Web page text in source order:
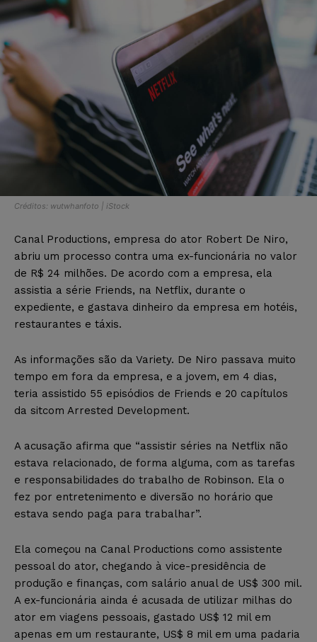
Créditos: wutwhanfoto | iStock
Canal Productions, empresa do ator Robert De Niro,
abriu um processo contra uma ex-funcionária no valor
de R$ 24 milhões. De acordo com a empresa, ela
assistia a série Friends, na Netflix, durante o
expediente, e gastava dinheiro da empresa em hotéis,
restaurantes e táxis.
As informações são da Variety. De Niro passava muito
tempo em fora da empresa, e a jovem, em 4 dias,
teria assistido 55 episódios de Friends e 20 capítulos
da sitcom Arrested Development.
A acusação afirma que “assistir séries na Netflix não
estava relacionado, de forma alguma, com as tarefas
e responsabilidades do trabalho de Robinson. Ela o
fez por entretenimento e diversão no horário que
estava sendo paga para trabalhar”.
Ela começou na Canal Productions como assistente
pessoal do ator, chegando à vice-presidência de
produção e finanças, com salário anual de US$ 300 mil.
A ex-funcionária ainda é acusada de utilizar milhas do
ator em viagens pessoais, gastado US$ 12 mil em
apenas em um restaurante, US$ 8 mil em uma padaria